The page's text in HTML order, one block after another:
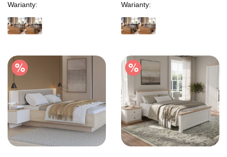
Warianty:
Warianty: